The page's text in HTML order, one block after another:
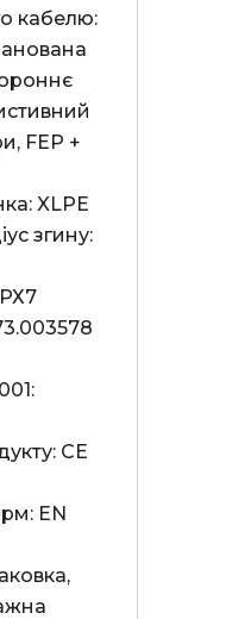
кабелю:
FEP +
XLPE
згину:
СЕ
EN